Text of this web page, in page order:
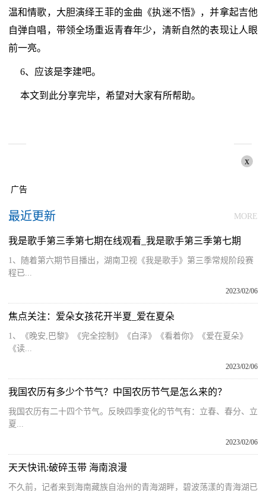
温和情歌，大胆演绎王菲的金曲《执迷不悟》，并拿起吉他
自弹自唱，带领全场重返青春年少，清新自然的表现让人眼
前一亮。
6、应该是李建吧。
本文到此分享完毕，希望对大家有所帮助。
x
广告
最近更新 MORE
我是歌手第三季第七期在线观看_我是歌手第三季第七期
1、随着第六期节目播出，湖南卫视《我是歌手》第三季常规阶段赛
程已...
2023/02/06
焦点关注：爱朵女孩花开半夏_爱在夏朵
1、《晚安,巴黎》《完全控制》《白泽》《看着你》《爱在夏朵》
《读...
2023/02/06
我国农历有多少个节气？中国农历节气是怎么来的？
我国农历有二十四个节气。反映四季变化的节气有：立春、春分、立
夏...
2023/02/06
天天快讯:破碎玉带 海南浪漫
不久前，记者来到海南藏族自治州的青海湖畔，碧波荡漾的青海湖已